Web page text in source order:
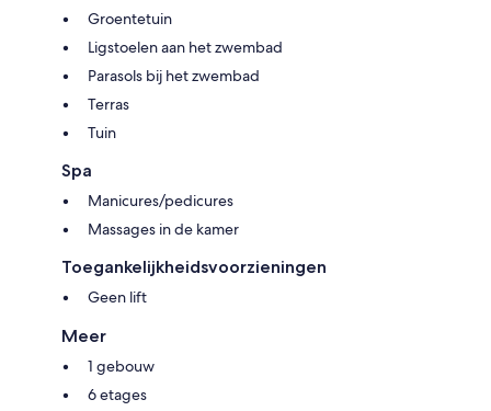
Groentetuin
Ligstoelen aan het zwembad
Parasols bij het zwembad
Terras
Tuin
Spa
Manicures/pedicures
Massages in de kamer
Toegankelijkheidsvoorzieningen
Geen lift
Meer
1 gebouw
6 etages